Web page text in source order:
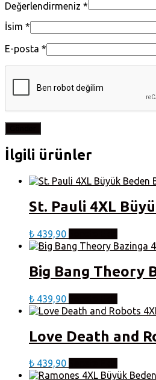
Değerlendirmeniz *
İsim *
E-posta *
İlgili ürünler
St. Pauli 4XL
₺ 439,90
Big Bang Theory
₺ 439,90
Love Death and
₺ 439,90